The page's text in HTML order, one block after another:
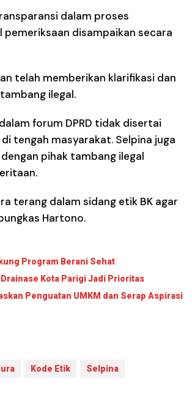
dalam proses
pemeriksaan disampaikan secara
telah memberikan klarifikasi dan
ilegal.
forum DPRD tidak disertai
tengah masyarakat. Selpina juga
pihak tambang ilegal
terang dalam sidang etik BK agar
Hartono.
Program Berani Sehat
Kota Parigi Jadi Prioritas
Penguatan UMKM dan Serap Aspirasi
Kode Etik Selpina